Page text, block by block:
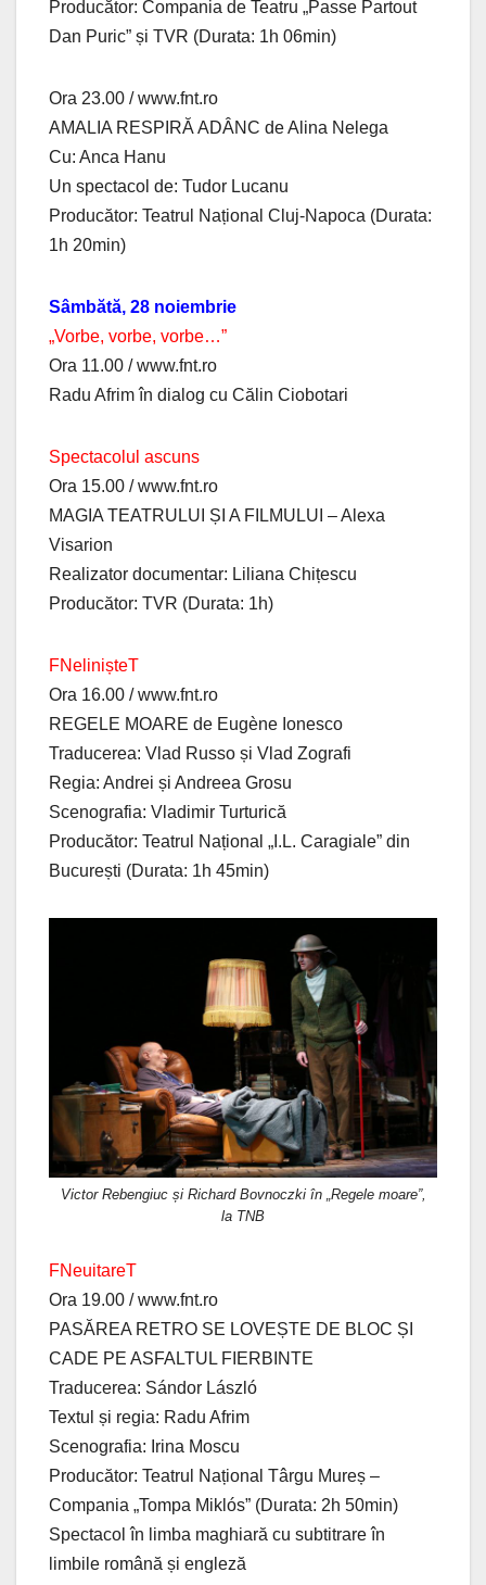
Producător: Compania de Teatru „Passe Partout
Dan Puric” și TVR (Durata: 1h 06min)
Ora 23.00 / www.fnt.ro
AMALIA RESPIRĂ ADÂNC de Alina Nelega
Cu: Anca Hanu
Un spectacol de: Tudor Lucanu
Producător: Teatrul Național Cluj-Napoca (Durata:
1h 20min)
Sâmbătă, 28 noiembrie
„Vorbe, vorbe, vorbe…”
Ora 11.00 / www.fnt.ro
Radu Afrim în dialog cu Călin Ciobotari
Spectacolul ascuns
Ora 15.00 / www.fnt.ro
MAGIA TEATRULUI ȘI A FILMULUI – Alexa
Visarion
Realizator documentar: Liliana Chițescu
Producător: TVR (Durata: 1h)
FNelinișteT
Ora 16.00 / www.fnt.ro
REGELE MOARE de Eugène Ionesco
Traducerea: Vlad Russo și Vlad Zografi
Regia: Andrei și Andreea Grosu
Scenografia: Vladimir Turturică
Producător: Teatrul Național „I.L. Caragiale” din
București (Durata: 1h 45min)
Victor Rebengiuc și Richard Bovnoczki în „Regele moare”,
la TNB
FNeuitareT
Ora 19.00 / www.fnt.ro
PASĂREA RETRO SE LOVEȘTE DE BLOC ȘI
CADE PE ASFALTUL FIERBINTE
Traducerea: Sándor László
Textul și regia: Radu Afrim
Scenografia: Irina Moscu
Producător: Teatrul Național Târgu Mureș –
Compania „Tompa Miklós” (Durata: 2h 50min)
Spectacol în limba maghiară cu subtitrare în
limbile română și engleză